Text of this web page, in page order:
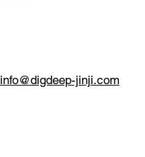
info@digdeep-jinji.com